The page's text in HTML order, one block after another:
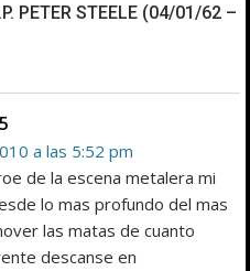
PETER STEELE (04/01/62 –
a las 5:52 pm
de la escena metalera mi
lo mas profundo del mas
las matas de cuanto
descanse en